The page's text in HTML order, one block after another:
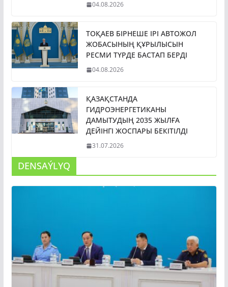
04.08.2026
ТОҚАЕВ БІРНЕШЕ ІРІ АВТОЖОЛ
ЖОБАСЫНЫҢ ҚҰРЫЛЫСЫН
РЕСМИ ТҮРДЕ БАСТАП БЕРДІ
04.08.2026
ҚАЗАҚСТАНДА
ГИДРОЭНЕРГЕТИКАНЫ
ДАМЫТУДЫҢ 2035 ЖЫЛҒА
ДЕЙІНГІ ЖОСПАРЫ БЕКІТІЛДІ
31.07.2026
DENSAÝLYQ